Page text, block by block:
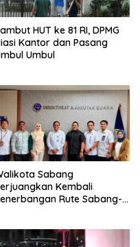
HUT ke 81 RI, DPMG
Kantor dan Pasang
Umbul
Sabang
Kembali
Rute Sabang-